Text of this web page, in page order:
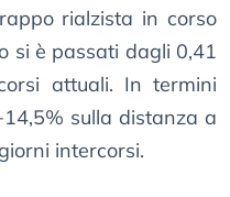
rialzista in corso
si è passati dagli 0,41
attuali. In termini
sulla distanza a
intercorsi.